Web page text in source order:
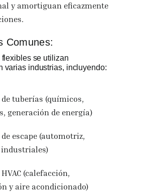
y amortiguan eficazmente
Comunes:
flexibles se utilizan
varias industrias, incluyendo:
tuberías (químicos,
generación de energía)
escape (automotriz,
(calefacción,
y aire acondicionado)